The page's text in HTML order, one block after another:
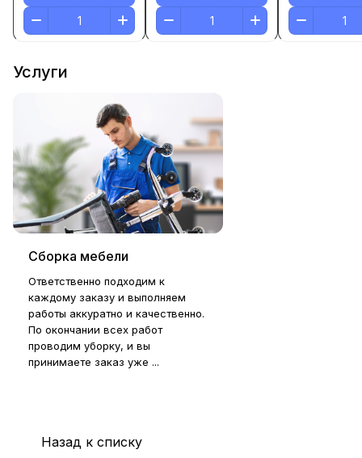
Услуги
Сборка мебели
Ответственно подходим к
каждому заказу и выполняем
работы аккуратно и качественно.
По окончании всех работ
проводим уборку, и вы
принимаете заказ уже ...
Назад к списку